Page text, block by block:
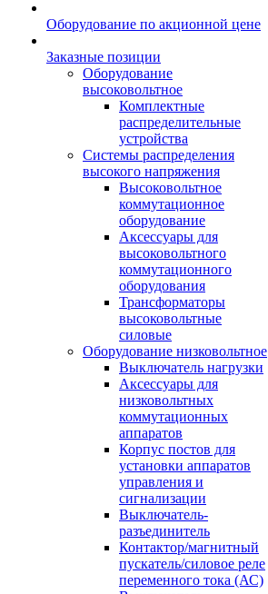
Оборудование по акционной цене
Заказные позиции
Оборудование
высоковольтное
Комплектные
распределительные
устройства
Системы распределения
высокого напряжения
Высоковольтное
коммутационное
оборудование
Аксессуары для
высоковольтного
коммутационного
оборудования
Трансформаторы
высоковольтные
силовые
Оборудование низковольтное
Выключатель нагрузки
Аксессуары для
низковольтных
коммутационных
аппаратов
Корпус постов для
установки аппаратов
управления и
сигнализации
Выключатель-
разъединитель
Контактор/магнитный
пускатель/силовое реле
переменного тока (АС)